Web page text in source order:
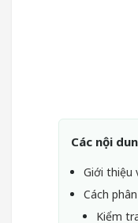
Các nội
Giới thiệu
Cách
Kiểm